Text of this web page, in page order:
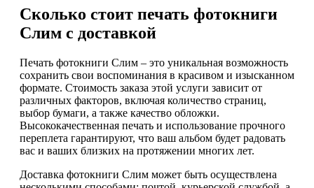
Сколько стоит печать фотокниги
Слим с доставкой
Печать фотокниги Слим – это уникальная возможность
сохранить свои воспоминания в красивом и изысканном
формате. Стоимость заказа этой услуги зависит от
различных факторов, включая количество страниц,
выбор бумаги, а также качество обложки.
Высококачественная печать и использование прочного
переплета гарантируют, что ваш альбом будет радовать
вас и ваших близких на протяжении многих лет.
Доставка фотокниги Слим может быть осуществлена